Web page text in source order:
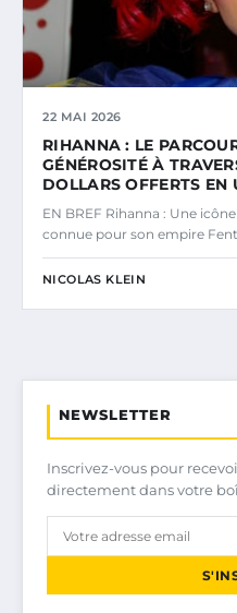
22 MAI 2026
RIHANNA : LE
GÉNÉROSITÉ À
DOLLARS OFFERTS EN
EN BREF Rihanna : Une
connue pour son empire
NICOLAS KLEIN
NEWSLETTER
Inscrivez-vous pour
directement dans votre